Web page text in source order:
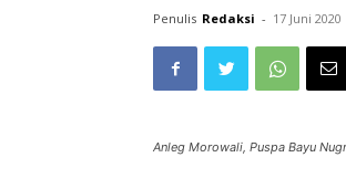
Penulis Redaksi - 17 Juni 2020
Anleg Morowali, Puspa Bayu